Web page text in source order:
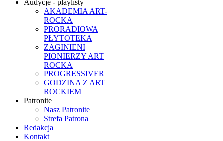
Audycje - playlisty
AKADEMIA ART-
ROCKA
PRORADIOWA
PŁYTOTEKA
ZAGINIENI
PIONIERZY ART
ROCKA
PROGRESSIVER
GODZINA Z ART
ROCKIEM
Patronite
Nasz Patronite
Strefa Patrona
Redakcja
Kontakt